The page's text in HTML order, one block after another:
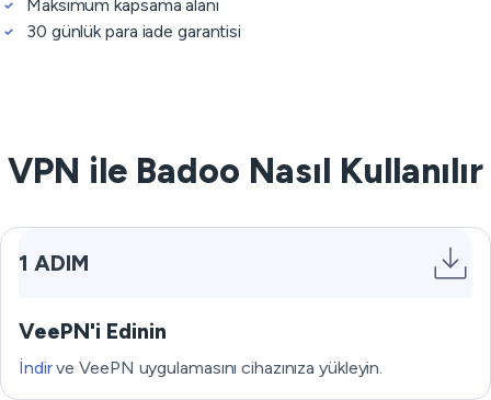
Maksimum kapsama alanı
30 günlük para iade garantisi
VPN ile Badoo Nasıl Kullanılır
1 ADIM
VeePN'i Edinin
İndirve VeePN uygulamasını cihazınıza yükleyin.